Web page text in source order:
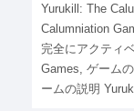
Yurukill: The
Calumniation
完全にアクティ
Games, ゲーム
ームの説明